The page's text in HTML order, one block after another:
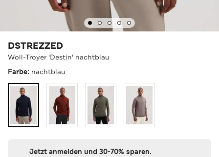
DSTREZZED
Woll-Troyer 'Destin' nachtblau
Farbe: nachtblau
Jetzt anmelden und 30-70% sparen.